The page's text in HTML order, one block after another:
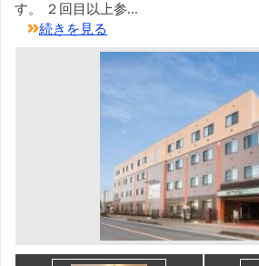
す。 ２回目以上参...
続きを見る